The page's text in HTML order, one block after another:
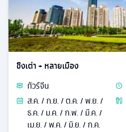
ชิงเต่า + หลายเมือง
ทัวร์จีน
ส.ค. / ก.ย. / ต.ค. / พ.ย. /
ธ.ค. / ม.ค. / ก.พ. / มี.ค. /
เม.ย. / พ.ค. / มิ.ย. / ก.ค.